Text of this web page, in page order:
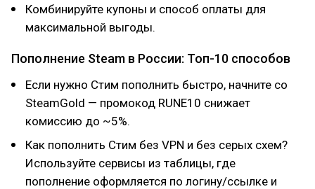
Комбинируйте купоны и способ оплаты для
максимальной выгоды.
Пополнение Steam в России: Топ-10 способов
Если нужно Стим пополнить быстро, начните со
SteamGold — промокод RUNE10 снижает
комиссию до ~5%.
Как пополнить Стим без VPN и без серых схем?
Используйте сервисы из таблицы, где
пополнение оформляется по логину/ссылке и